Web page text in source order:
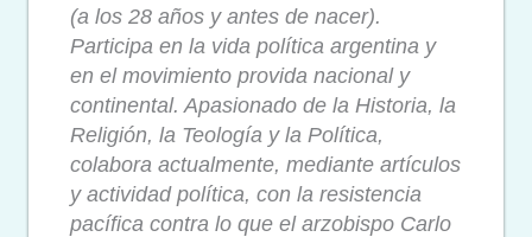
(a los 28 años y antes de nacer).
Participa en la vida política argentina y
en el movimiento provida nacional y
continental. Apasionado de la Historia, la
Religión, la Teología y la Política,
colabora actualmente, mediante artículos
y actividad política, con la resistencia
pacífica contra lo que el arzobispo Carlo